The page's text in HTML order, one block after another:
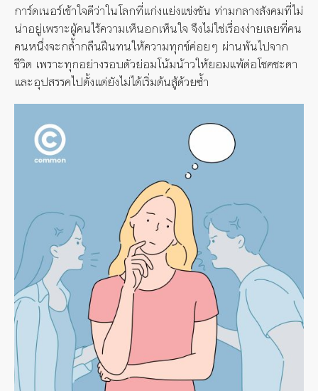
การ์ดเนอร์เข้าใจดีว่าในโลกที่แก่งแย่งแข่งขัน ท่ามกลางสังคมที่ไม่
น่าอยู่เพราะผู้คนไร้ความเห็นอกเห็นใจ จึงไม่ใช่เรื่องง่ายเลยที่คน
คนหนึ่งจะกล้ำกลืนฝืนทนให้ความทุกข์ค่อยๆ ผ่านพ้นไปจาก
ชีวิต เพราะทุกอย่างรอบตัวย่อมโน้มน้าวให้ยอมแพ้ต่อโชคชะตา
และอุปสรรคไปตั้งแต่ยังไม่ได้เริ่มต้นสู้ด้วยซ้ำ